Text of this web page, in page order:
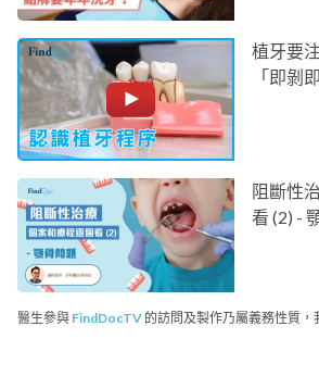
植牙要
「即剝
阻斷性
看 (2) -
醫生參與 FindDocTV 的訪問及製作乃屬義務性質，